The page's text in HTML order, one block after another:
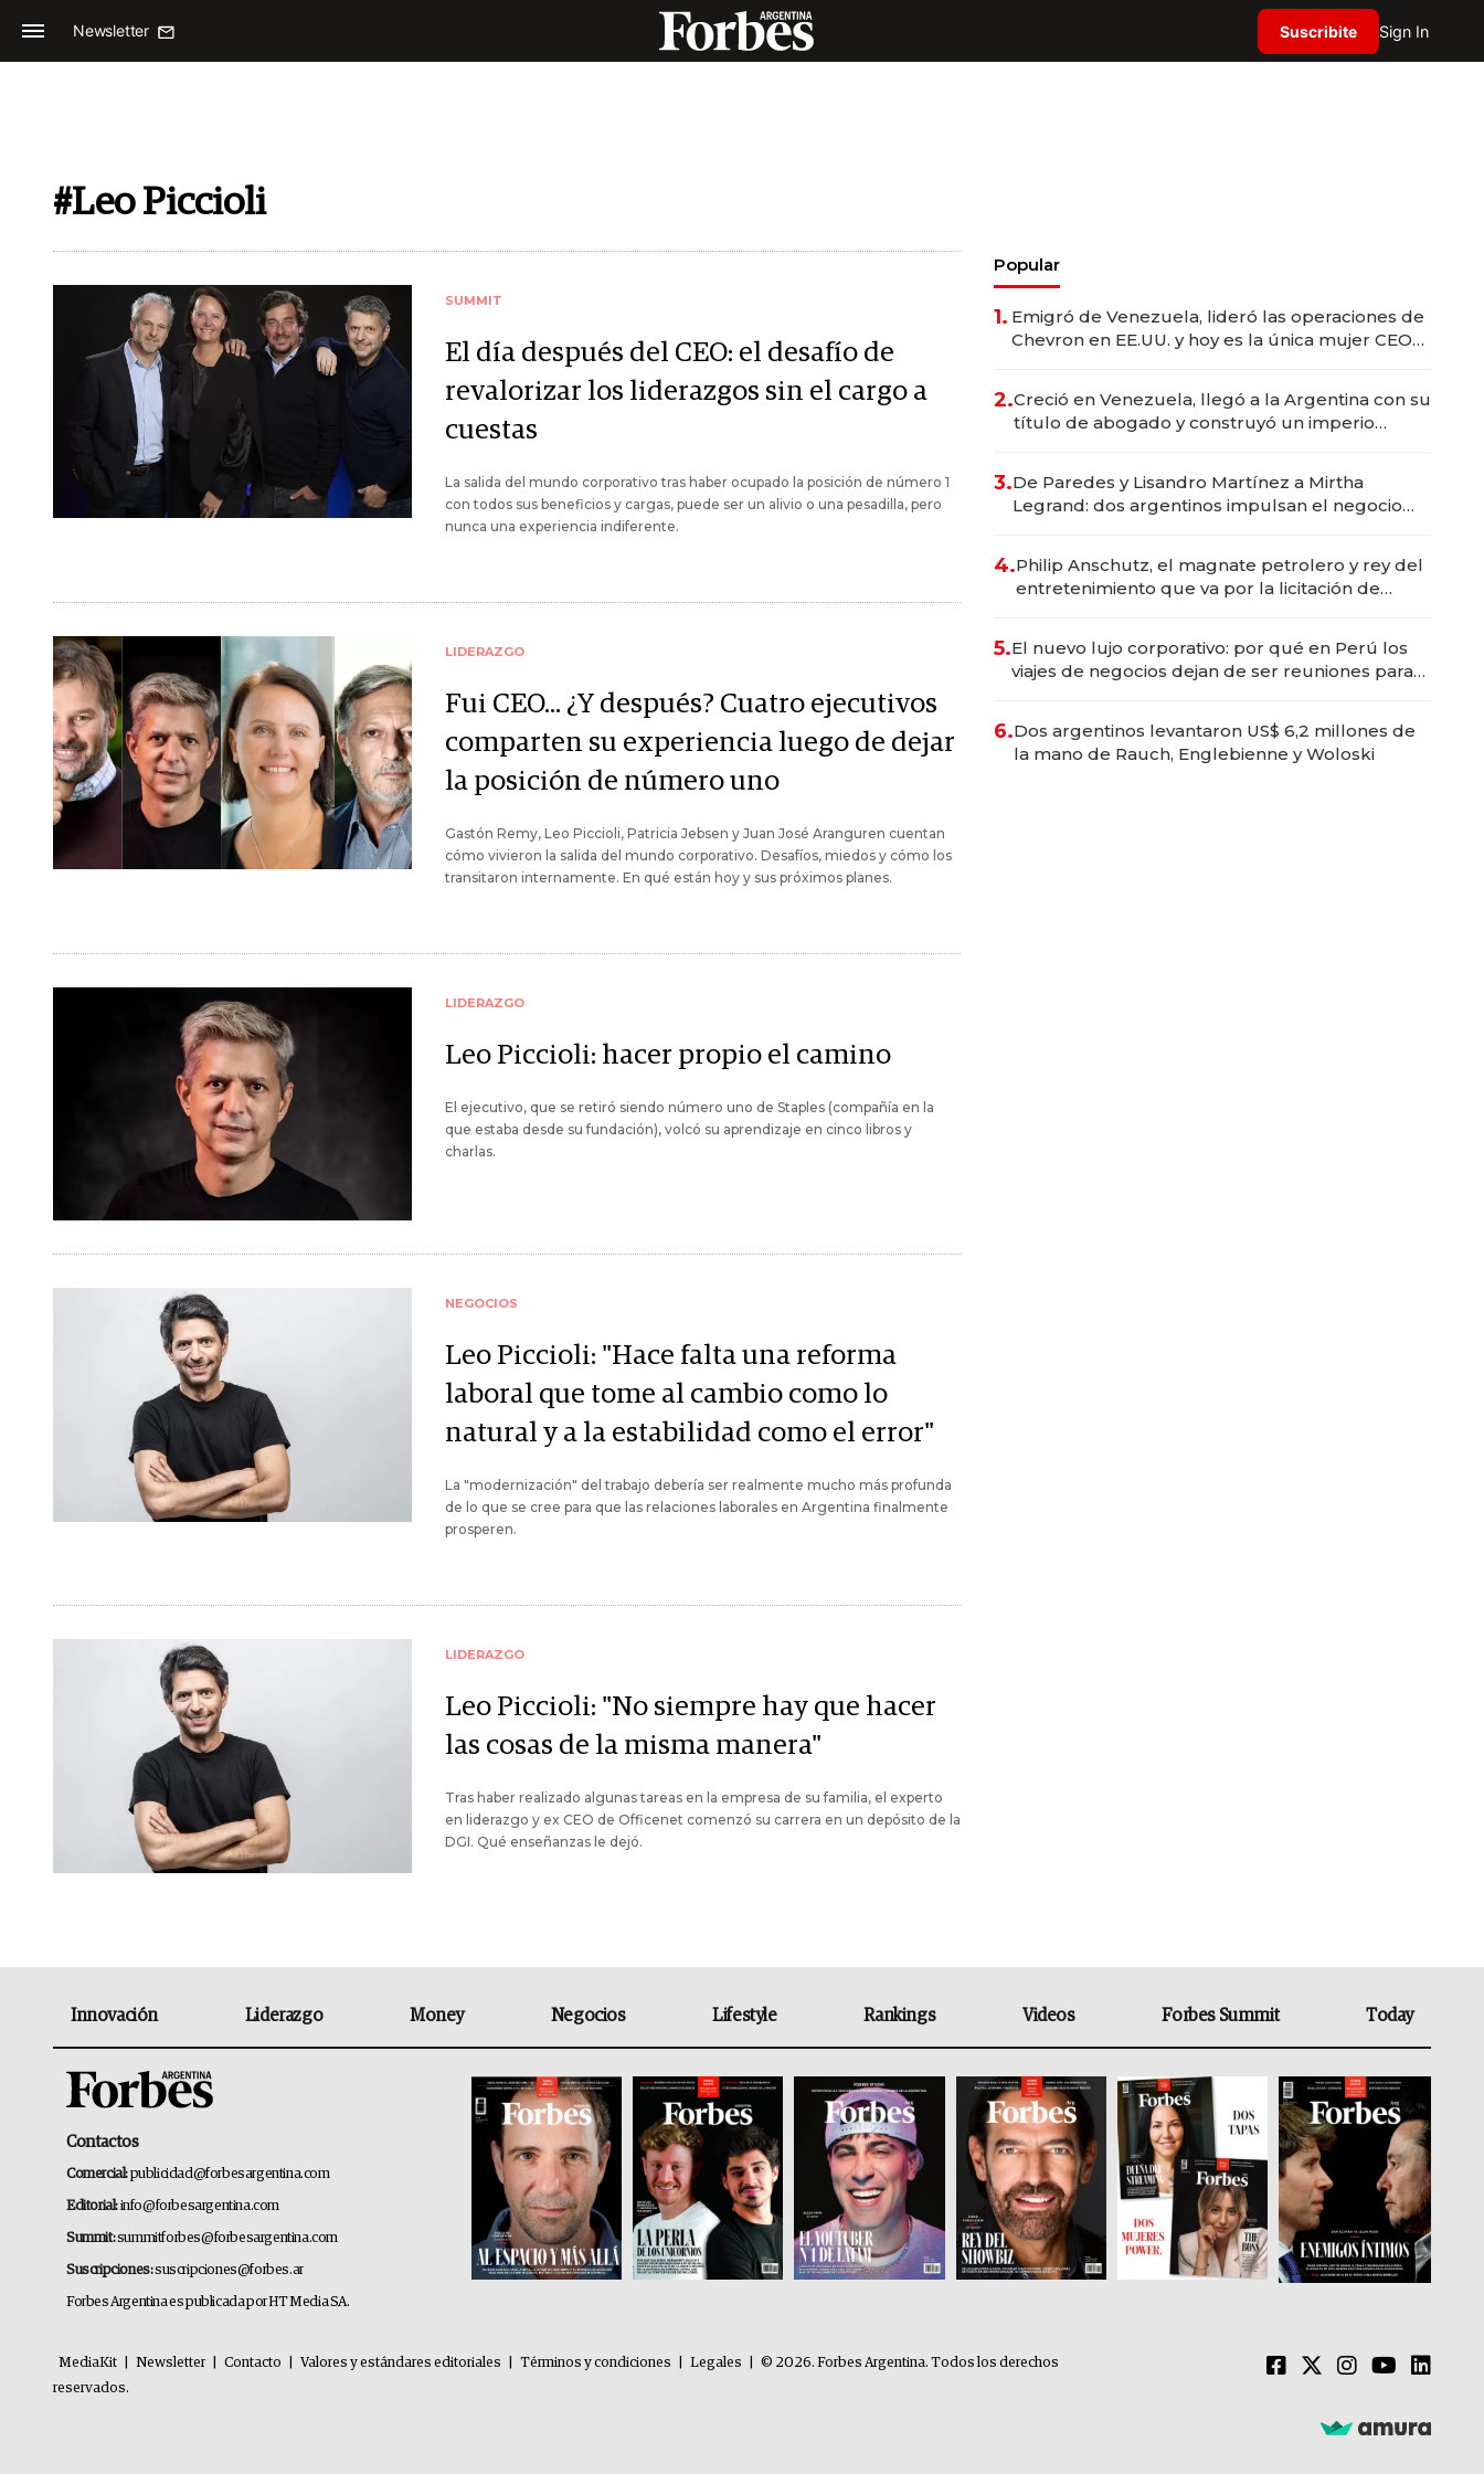
Newsletter Suscribite Sign In
#Leo Piccioli
SUMMIT
El día después del CEO: el desafío de
revalorizar los liderazgos sin el cargo a
cuestas
La salida del mundo corporativo tras haber ocupado la posición de número 1
con todos sus beneficios y cargas, puede ser un alivio o una pesadilla, pero
nunca una experiencia indiferente.
LIDERAZGO
Fui CEO... ¿Y después? Cuatro ejecutivos
comparten su experiencia luego de dejar
la posición de número uno
Gastón Remy, Leo Piccioli, Patricia Jebsen y Juan José Aranguren cuentan
cómo vivieron la salida del mundo corporativo. Desafíos, miedos y cómo los
transitaron internamente. En qué están hoy y sus próximos planes.
LIDERAZGO
Leo Piccioli: hacer propio el camino
El ejecutivo, que se retiró siendo número uno de Staples (compañía en la
que estaba desde su fundación), volcó su aprendizaje en cinco libros y
charlas.
NEGOCIOS
Leo Piccioli: "Hace falta una reforma
laboral que tome al cambio como lo
natural y a la estabilidad como el error"
La "modernización" del trabajo debería ser realmente mucho más profunda
de lo que se cree para que las relaciones laborales en Argentina finalmente
prosperen.
LIDERAZGO
Leo Piccioli: "No siempre hay que hacer
las cosas de la misma manera"
Tras haber realizado algunas tareas en la empresa de su familia, el experto
en liderazgo y ex CEO de Officenet comenzó su carrera en un depósito de la
DGI. Qué enseñanzas le dejó.
Popular
1. Emigró de Venezuela, lideró las operaciones de
Chevron en EE.UU. y hoy es la única mujer CEO
2.Creció en Venezuela, llegó a la Argentina con su
título de abogado y construyó un imperio
3.De Paredes y Lisandro Martínez a Mirtha
Legrand: dos argentinos impulsan el negocio
4.Philip Anschutz, el magnate petrolero y rey del
entretenimiento que va por la licitación de
5.El nuevo lujo corporativo: por qué en Perú los
viajes de negocios dejan de ser reuniones para
6.Dos argentinos levantaron US$ 6,2 millones de
la mano de Rauch, Englebienne y Woloski
Innovación Liderazgo Money Negocios Lifestyle Rankings Videos Forbes Summit Today
Contactos
Comercial:publicidad@forbesargentina.com
Editorial:info@forbesargentina.com
Summit:summitforbes@forbesargentina.com
Suscripciones:suscripciones@forbes.ar
Forbes Argentina es publicada por HT Media SA.
MediaKit Newsletter Contacto Valores y estándares editoriales Términos y condiciones Legales
© 2026. Forbes Argentina. Todos los derechos
reservados.